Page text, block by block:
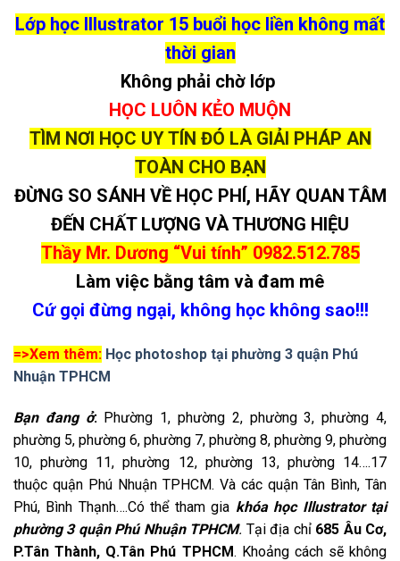
Lớp học Illustrator 15 buổi học liền không mất
thời gian
Không phải chờ lớp
HỌC LUÔN KẺO MUỘN
TÌM NƠI HỌC UY TÍN ĐÓ LÀ GIẢI PHÁP AN
TOÀN CHO BẠN
ĐỪNG SO SÁNH VỀ HỌC PHÍ, HÃY QUAN TÂM
ĐẾN CHẤT LƯỢNG VÀ THƯƠNG HIỆU
Thầy Mr. Dương “Vui tính” 0982.512.785
Làm việc bằng tâm và đam mê
Cứ gọi đừng ngại, không học không sao!!!
=>Xem thêm: Học photoshop tại phường 3 quận Phú
Nhuận TPHCM
Bạn đang ở:Phường 1, phường 2, phường 3, phường 4,
phường 5, phường 6, phường 7, phường 8, phường 9, phường
10, phường 11, phường 12, phường 13, phường 14….17
thuộc quận Phú Nhuận TPHCM. Và các quận Tân Bình, Tân
Phú, Bình Thạnh….Có thể tham gia khóa học Illustrator tại
phường 3 quận Phú Nhuận TPHCM. Tại địa chỉ 685 Âu Cơ,
P.Tân Thành, Q.Tân Phú TPHCM. Khoảng cách sẽ không